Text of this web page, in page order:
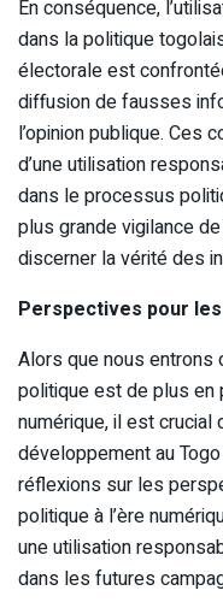
En conséquence,
dans la politique
électorale est
diffusion de fausses
l’opinion publique. Ces
d’une utilisation
dans le processus
plus grande vigilance
discerner la vérité des
Perspectives pour
Alors que nous entrons
politique est de plus en
numérique, il est crucial
développement au
réflexions sur les
politique à l’ère
une utilisation
dans les futures